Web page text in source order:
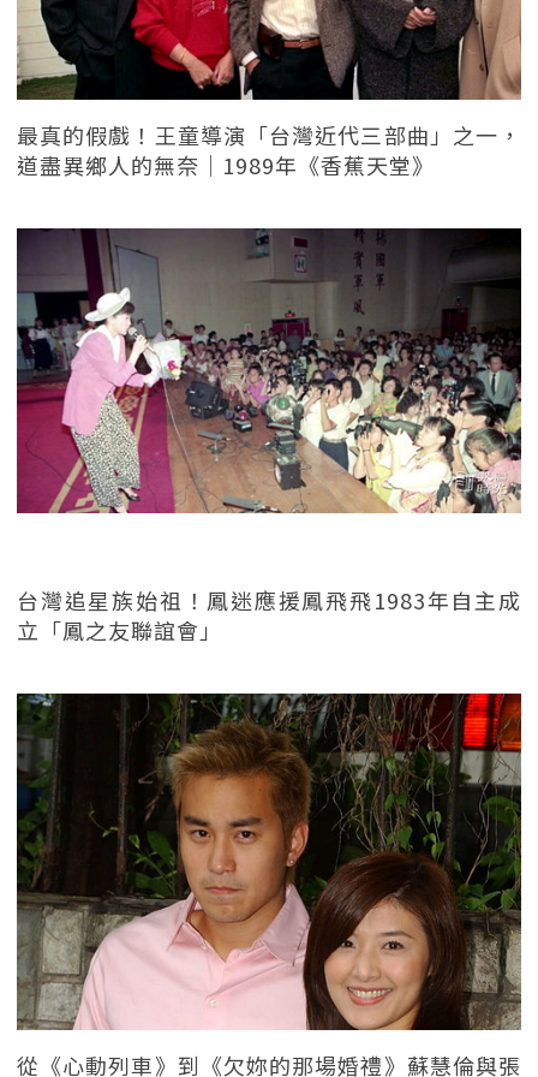
最真的假戲！王童導演「台灣近代三部曲」之一，
道盡異鄉人的無奈｜1989年《香蕉天堂》
台灣追星族始祖！鳳迷應援鳳飛飛1983年自主成
立「鳳之友聯誼會」
從《心動列車》到《欠妳的那場婚禮》蘇慧倫與張